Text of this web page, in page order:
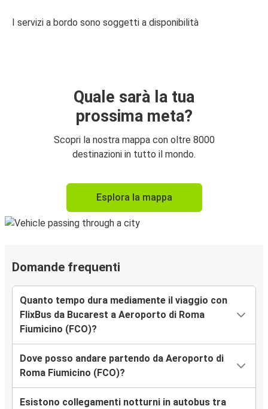
I servizi a bordo sono soggetti a disponibilità
Quale sarà la tua
prossima meta?
Scopri la nostra mappa con oltre 8000
destinazioni in tutto il mondo.
Esplora la mappa
Domande frequenti
Quanto tempo dura mediamente il viaggio con
FlixBus da Bucarest a Aeroporto di Roma
Fiumicino (FCO)?
Dove posso andare partendo da Aeroporto di
Roma Fiumicino (FCO)?
Esistono collegamenti notturni in autobus tra